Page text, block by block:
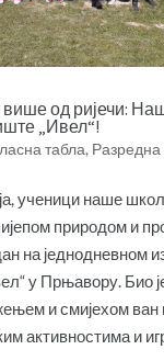
од ријечи:
„Ивел“!
табла, Разредна
ученици наше
природом и
на једнодневном
у Прњавору. Био
и смијехом ван
активностима и